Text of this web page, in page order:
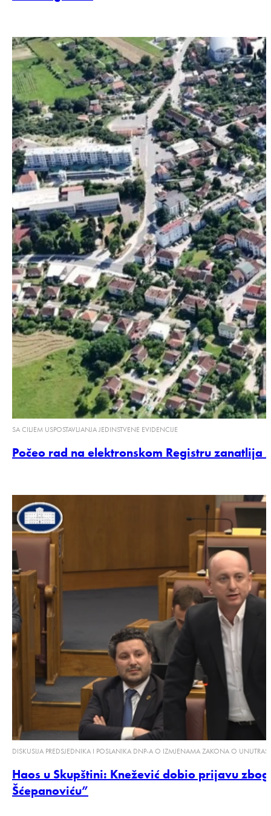
SA CILJEM USPOSTAVLJANJA JEDINSTVENE EVIDENCIJE
Počeo rad na elektronskom Registru zanatlija
DISKUSIJA PREDSJEDNIKA I POSLANIKA DNP-A O IZMJENAMA ZAKONA O
Haos u Skupštini: Knežević dobio prijavu
Šćepanoviću”